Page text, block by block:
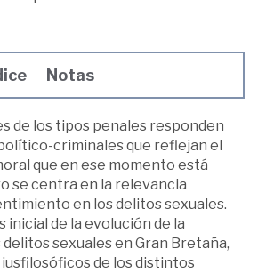
Notas
de los tipos penales responden
criminales que reflejan el
que en ese momento está
se centra en la relevancia
en los delitos sexuales.
inicial de la evolución de la
sexuales en Gran Bretaña,
de los distintos